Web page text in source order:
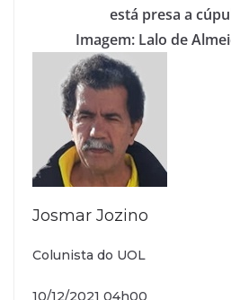
está presa a
Imagem: Lalo de
Josmar Jozino
Colunista do UOL
10/12/2021 04h00